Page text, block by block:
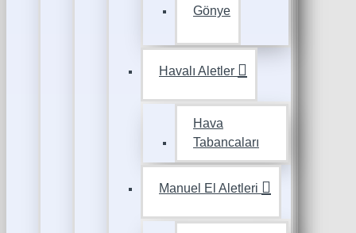
Gönye
Havalı Aletler
Hava
Tabancaları
Manuel El Aletleri